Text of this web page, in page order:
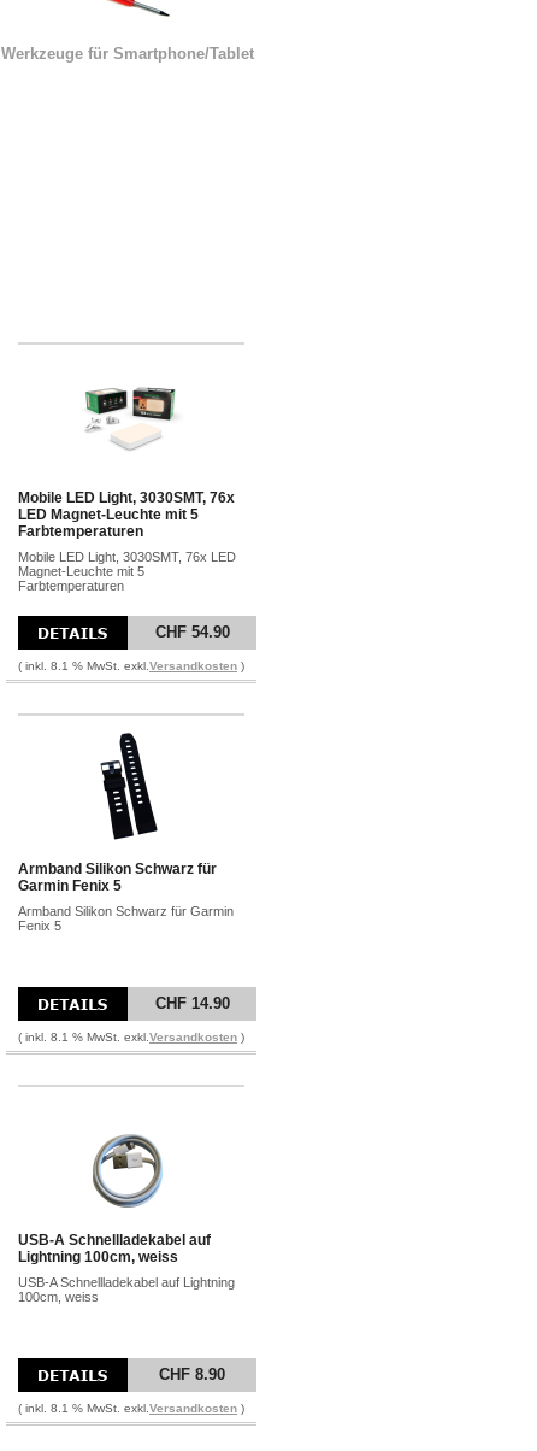
Werkzeuge für Smartphone/Tablet
Mobile LED Light, 3030SMT, 76x
LED Magnet-Leuchte mit 5
Farbtemperaturen
Mobile LED Light, 3030SMT, 76x LED
Magnet-Leuchte mit 5
Farbtemperaturen
CHF 54.90
( inkl. 8.1 % MwSt. exkl. Versandkosten )
Armband Silikon Schwarz für
Garmin Fenix 5
Armband Silikon Schwarz für Garmin
Fenix 5
CHF 14.90
( inkl. 8.1 % MwSt. exkl. Versandkosten )
USB-A Schnellladekabel auf
Lightning 100cm, weiss
USB-A Schnellladekabel auf Lightning
100cm, weiss
CHF 8.90
( inkl. 8.1 % MwSt. exkl. Versandkosten )